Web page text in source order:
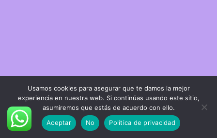
Usamos cookies para asegurar que te damos la mejor
experiencia en nuestra web. Si continúas usando este sitio,
asumiremos que estás de acuerdo con ello.
Aceptar
No Política de privacidad